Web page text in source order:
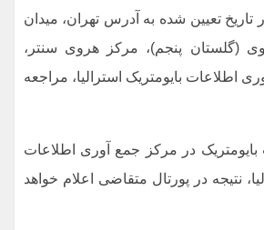
تاریخ تعیین شده به آدرس ‌تهران، میدان
(گلستان پنجم)، مرکز هروی سنتر،
اطلاعات بایومتریک استرالیا، مراجعه
در مرکز جمع آوری اطلاعات
نتیجه در پورتال متقاضی اعلام خواهد